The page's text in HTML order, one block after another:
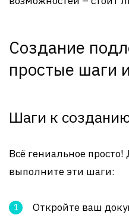
Создание
простые шаги
Шаги к
Всё гениальное
выполните эти шаги:
Откройте ваш